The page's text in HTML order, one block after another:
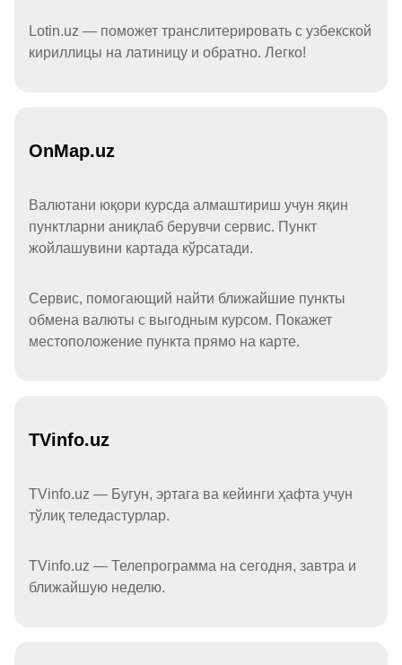
Lotin.uz — поможет транслитерировать с узбекской
кириллицы на латиницу и обратно. Легко!
OnMap.uz
Валютани юқори курсда алмаштириш учун яқин
пунктларни аниқлаб берувчи сервис. Пункт
жойлашувини картада кўрсатади.
Сервис, помогающий найти ближайшие пункты
обмена валюты с выгодным курсом. Покажет
местоположение пункта прямо на карте.
TVinfo.uz
TVinfo.uz — Бугун, эртага ва кейинги ҳафта учун
тўлиқ теледастурлар.
TVinfo.uz — Телепрограмма на сегодня, завтра и
ближайшую неделю.